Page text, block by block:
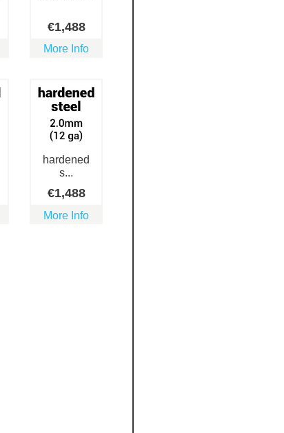
€1,488
More Info
hardened
s...
€1,488
More Info